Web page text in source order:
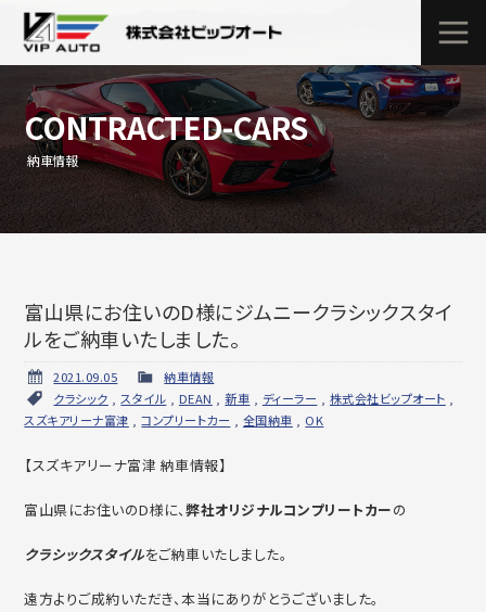
CONTRACTED-CARS
納車情報
富山県にお住いのD様にジムニークラシックスタイ
ルをご納車いたしました。
2021.09.05
納車情報
クラシック
スタイル DEAN ,新車 ディーラー 株式会社ビップオート
スズキアリーナ富津 ,コンプリートカー 全国納車 OK
【スズキアリーナ富津 納車情報】
富山県にお住いのD様に、弊社オリジナルコンプリートカーの
クラシックスタイルをご納車いたしました。
遠方よりご成約いただき、本当にありがとうございました。